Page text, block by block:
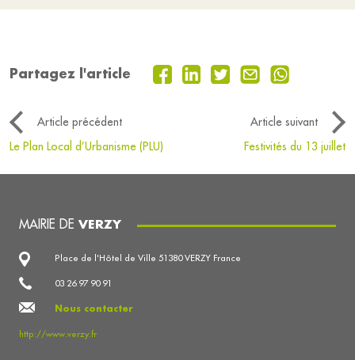
Partagez l'article
Article précédent
Article suivant
Le Plan Local d’Urbanisme (PLU)
Festivités du 13 juillet
MAIRIE DE VERZY
Place de l'Hôtel de Ville 51380 VERZY France
03 26 97 90 91
Nous contacter
http://www.verzy.fr